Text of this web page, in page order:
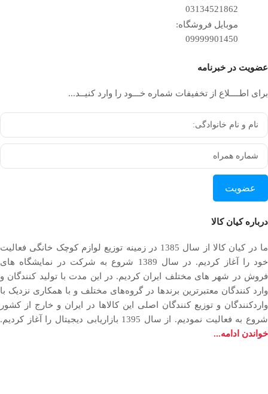
03134521862
موبایل فروشگاه:
09999901450
عضویت در خبرنامه
برای اطــــلاع از تخفیفات شماره خـــود را وارد کنیــد...
عضویت
درباره کیان کالا
ما در کیان کالا از سال 1385 در زمینه توزیع لوازم کوچک خانگی فعالیت
خود را آغاز کردیم. در سال 1389 شروع به شرکت در نمایشگاه های
فروش در شهر های مختلف ایران کردیم. در اين مدت با توليد كنندگان و
وارد كنندگان معتبرترین برندها در گروه‌‏های مختلف و با همکاری نزدیک با
وارد‏کنندگان و توزیع‏ کنندگان اصلی این کالاها در ایران و خارج از کشور
شروع به فعاليت نمودیم. از سال 1395 بازاریابی دیجیتال را آغاز کردیم.
خواندن ادامه...